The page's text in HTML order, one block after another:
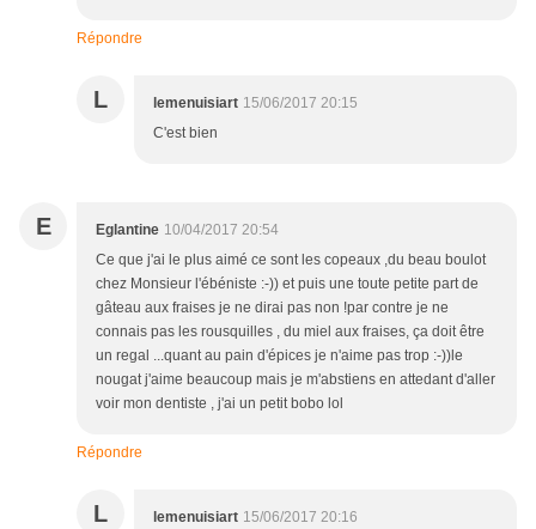
Répondre
L lemenuisiart 15/06/2017 20:15
C'est bien
E Eglantine 10/04/2017 20:54
Ce que j'ai le plus aimé ce sont les copeaux ,du beau boulot
chez Monsieur l'ébéniste :-)) et puis une toute petite part de
gâteau aux fraises je ne dirai pas non !par contre je ne
connais pas les rousquilles , du miel aux fraises, ça doit être
un regal ...quant au pain d'épices je n'aime pas trop :-))le
nougat j'aime beaucoup mais je m'abstiens en attedant d'aller
voir mon dentiste , j'ai un petit bobo lol
Répondre
L lemenuisiart 15/06/2017 20:16